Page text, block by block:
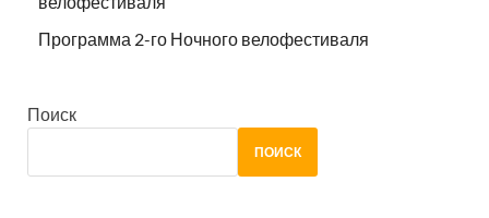
Программа 2-го Ночного велофестиваля
Поиск
ПОИСК